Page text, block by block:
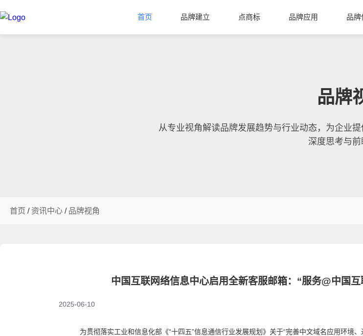
首页 品牌建立 点商标 品牌应用 品牌
品牌
从专业视角解读品牌发展趋势与行业动态，为企业
深度思考与前
首页 / 资讯中心 / 品牌视角
中国互联网络信息中心启用全新客服邮箱：“服务@中国
2025-06-10
为贯彻落实工业和信息化部《“十四五”信息通信行业发展规划》 关于“完善中文域名应用环境